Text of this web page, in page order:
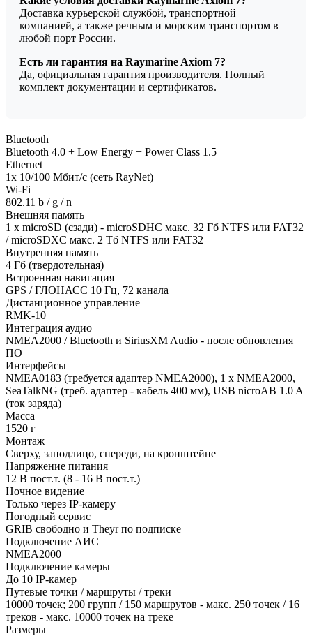
Доставка курьерской службой, транспортной
компанией, а также речным и морским транспортом в
любой порт России.
Есть ли гарантия на Raymarine Axiom 7?
Да, официальная гарантия производителя. Полный
комплект документации и сертификатов.
Bluetooth
Bluetooth 4.0 + Low Energy + Power Class 1.5
Ethernet
1x 10/100 Мбит/с (сеть RayNet)
Wi-Fi
802.11 b / g / n
Внешняя память
1 x microSD (сзади) - microSDHC макс. 32 Гб NTFS или FAT32
/ microSDXC макс. 2 Тб NTFS или FAT32
Внутренняя память
4 Гб (твердотельная)
Встроенная навигация
GPS / ГЛОНАСС 10 Гц, 72 канала
Дистанционное управление
RMK-10
Интеграция аудио
NMEA2000 / Bluetooth и SiriusXM Audio - после обновления
ПО
Интерфейсы
NMEA0183 (требуется адаптер NMEA2000), 1 x NMEA2000,
SeaTalkNG (треб. адаптер - кабель 400 мм), USB nicroAB 1.0 A
(ток заряда)
Масса
1520 г
Монтаж
Сверху, заподлицо, спереди, на кронштейне
Напряжение питания
12 В пост.т. (8 - 16 В пост.т.)
Ночное видение
Только через IP-камеру
Погодный сервис
GRIB свободно и Theyr по подписке
Подключение АИС
NMEA2000
Подключение камеры
До 10 IP-камер
Путевые точки / маршруты / треки
10000 точек; 200 групп / 150 маршрутов - макс. 250 точек / 16
треков - макс. 10000 точек на треке
Размеры